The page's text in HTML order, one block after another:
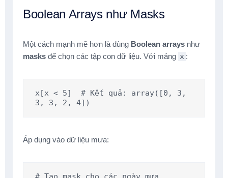
Boolean Arrays như Masks
Một cách mạnh mẽ hơn là dùng Boolean arrays như
masks để chọn các tập con dữ liệu. Với mảng x :
x[x < 5]  # Kết quả: array([0, 3,
3, 3, 2, 4])
Áp dụng vào dữ liệu mưa: